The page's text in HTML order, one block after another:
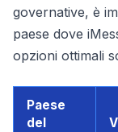
governative, è
paese dove
opzioni ottimali
Paese
del